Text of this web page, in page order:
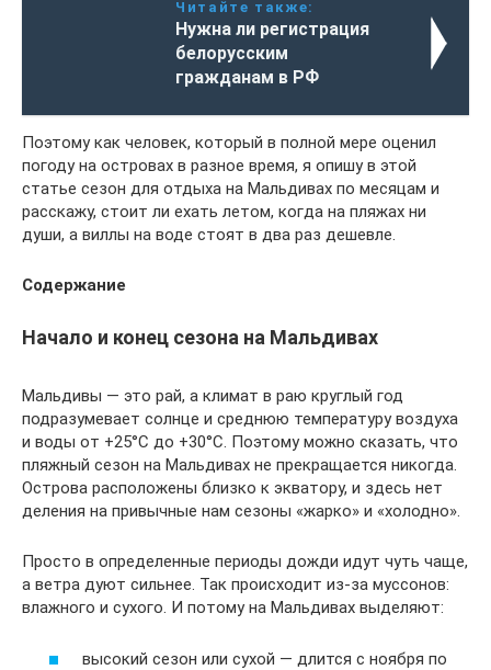
Читайте также:
Нужна ли регистрация
белорусским
гражданам в РФ
Поэтому как человек, который в полной мере оценил
погоду на островах в разное время, я опишу в этой
статье сезон для отдыха на Мальдивах по месяцам и
расскажу, стоит ли ехать летом, когда на пляжах ни
души, а виллы на воде стоят в два раз дешевле.
Содержание
Начало и конец сезона на Мальдивах
Мальдивы — это рай, а климат в раю круглый год
подразумевает солнце и среднюю температуру воздуха
и воды от +25°C до +30°C. Поэтому можно сказать, что
пляжный сезон на Мальдивах не прекращается никогда.
Острова расположены близко к экватору, и здесь нет
деления на привычные нам сезоны «жарко» и «холодно».
Просто в определенные периоды дожди идут чуть чаще,
а ветра дуют сильнее. Так происходит из-за муссонов:
влажного и сухого. И потому на Мальдивах выделяют:
высокий сезон или сухой — длится с ноября по